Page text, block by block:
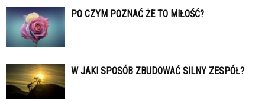
PO CZYM POZNAĆ ŻE TO MIŁOŚĆ?
W JAKI SPOSÓB ZBUDOWAĆ SILNY ZESPÓŁ?